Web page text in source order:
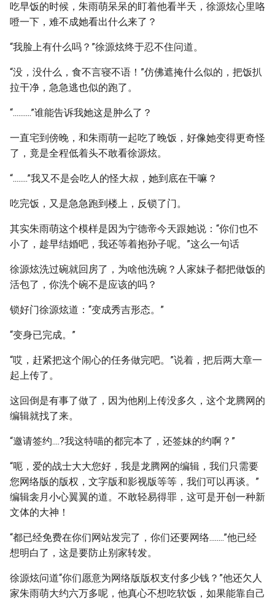
吃早饭的时候，朱雨萌呆呆的盯着他看半天，徐源炫心里咯
噔一下，难不成她看出什么来了？
“我脸上有什么吗？”徐源炫终于忍不住问道。
“没，没什么，食不言寝不语！”仿佛遮掩什么似的，把饭扒
拉干净，急急逃也似的跑了。
“..........”谁能告诉我她这是肿么了？
一直宅到傍晚，和朱雨萌一起吃了晚饭，好像她变得更奇怪
了，竟是全程低着头不敢看徐源炫。
“........”我又不是会吃人的怪大叔，她到底在干嘛？
吃完饭，又是急急跑到楼上，反锁了门。
其实朱雨萌这个模样是因为宁德帝今天跟她说：“你们也不
小了，趁早结婚吧，我还等着抱孙子呢。”这么一句话
徐源炫洗过碗就回房了，为啥他洗碗？人家妹子都把做饭的
活包了，你洗个碗不是应该的吗？
锁好门徐源炫道：“变成秀吉形态。”
“变身已完成。”
“哎，赶紧把这个闹心的任务做完吧。”说着，把后两大章一
起上传了。
这回倒是有事了做了，因为他刚上传没多久，这个龙腾网的
编辑就找了来。
“邀请签约....?我这特喵的都完本了，还签妹的约啊？”
“呃，爱的战士大大您好，我是龙腾网的编辑，我们只需要
您网络版的版权，文字版和影视版等等，我们可以再谈。”
编辑衾月小心翼翼的道。不敢轻易得罪，这可是开创一种新
文体的大神！
“都已经免费在你们网站发完了，你们还要网络........”他已经
想明白了，这是要防止别家转发。
徐源炫问道“你们愿意为网络版版权支付多少钱？”他还欠人
家朱雨萌大约六万多呢，他真心不想吃软饭，如果能靠自己